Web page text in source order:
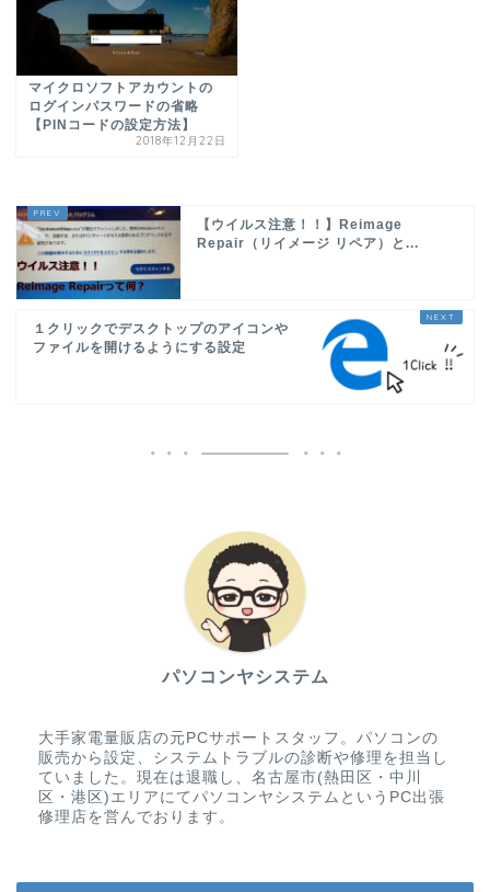
マイクロソフトアカウントの
ログインパスワードの省略
【PINコードの設定方法】
2018年12月22日
【ウイルス注意！！】Reimage
Repair（リイメージ リペア）と...
１クリックでデスクトップのアイコンや
ファイルを開けるようにする設定
パソコンヤシステム
大手家電量販店の元PCサポートスタッフ。パソコンの
販売から設定、システムトラブルの診断や修理を担当し
ていました。現在は退職し、名古屋市(熱田区・中川
区・港区)エリアにてパソコンヤシステムというPC出張
修理店を営んでおります。